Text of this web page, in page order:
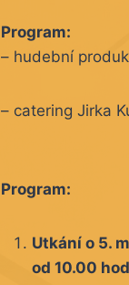
Program:
– hudební
– catering Jirka
Program:
Utkání o 5.
od 10.00